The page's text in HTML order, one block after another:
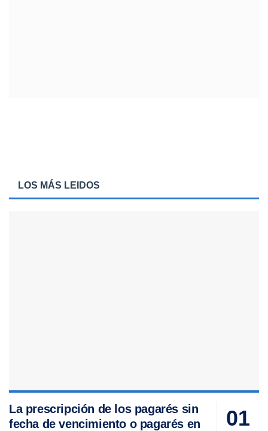
LOS MÁS LEIDOS
La prescripción de los pagarés sin
fecha de vencimiento o pagarés en